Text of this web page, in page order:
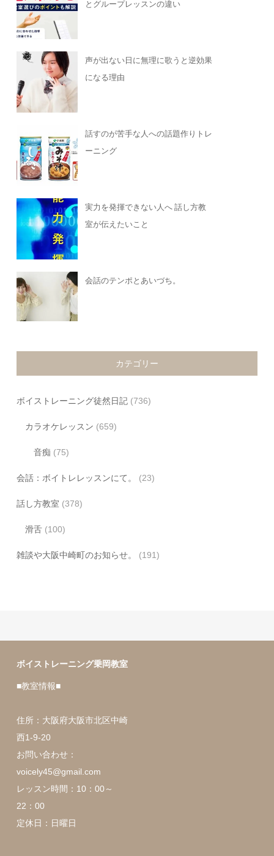
とグループレッスンの違い
声が出ない日に無理に歌うと逆効果
になる理由
話すのが苦手な人への話題作りトレ
ーニング
実力を発揮できない人へ 話し方教
室が伝えたいこと
会話のテンポとあいづち。
カテゴリー
ボイストレーニング徒然日記 (736)
カラオケレッスン (659)
音痴 (75)
会話：ボイトレレッスンにて。 (23)
話し方教室 (378)
滑舌 (100)
雑談や大阪中崎町のお知らせ。 (191)
ボイストレーニング乗岡教室
■教室情報■
住所：大阪府大阪市北区中崎
西1-9-20
お問い合わせ：
voicely45@gmail.com
レッスン時間：10：00～
22：00
定休日：日曜日